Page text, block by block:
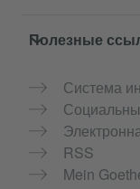
Полезные
Система
RSS
Mein